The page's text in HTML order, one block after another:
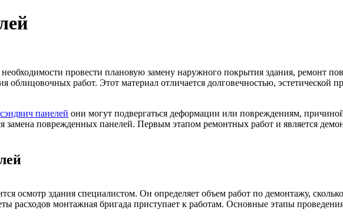
провести плановую замену наружного покрытия здания, ремонт
облицовочных работ. Этот материал отличается долговечностью,
панелей они могут подвергаться деформации или повреждениям,
замена поврежденных панелей. Первым этапом ремонтных работ и является
осмотр здания специалистом. Он определяет объем работ по демонтажу,
расходов монтажная бригада приступает к работам. Основные этапы